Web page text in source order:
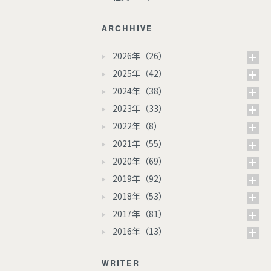
ARCHHIVE
2026年（26）
2025年（42）
2024年（38）
2023年（33）
2022年（8）
2021年（55）
2020年（69）
2019年（92）
2018年（53）
2017年（81）
2016年（13）
WRITER